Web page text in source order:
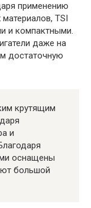
применению
TSI
и компактными.
даже на
достаточную
крутящим
и
оснащены
большой